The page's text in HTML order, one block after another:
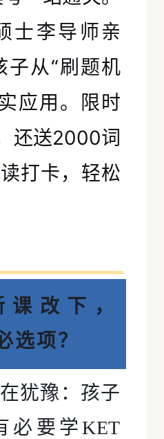
士李导师亲
子从“刷题机
应用。限时
还送2000词
打卡，轻松
改下，
选项？
犹豫：孩子
必要学KET